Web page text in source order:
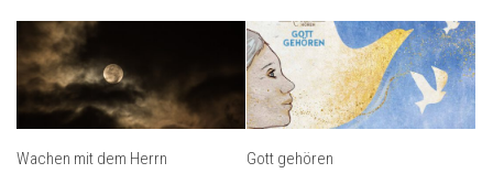
Wachen mit dem Herrn Gott gehören